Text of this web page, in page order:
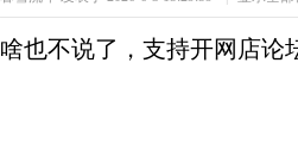
啥也不说了，支持开网店论